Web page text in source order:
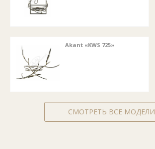
Akant «KWS 725»
СМОТРЕТЬ ВСЕ МОДЕЛИ